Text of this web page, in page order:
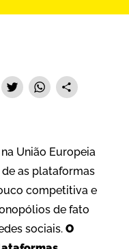
Facebook
Twitter
União Europeia
as plataformas
competitiva e
de fato
sociais. O